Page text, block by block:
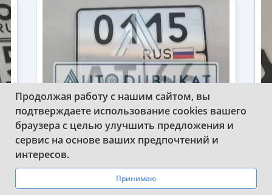
ВЛАДЕЛЬЦЫ МОТОЦИКЛОВ МОГУТ
ЗАКАЗЫВАТЬ ДУБЛИКАТЫ НОВОГО
Продолжая работу с нашим сайтом, вы
подтверждаете использование cookies вашего
браузера с целью улучшить предложения и
сервис на основе ваших предпочтений и
интересов.
Принимаю
WhatsApp